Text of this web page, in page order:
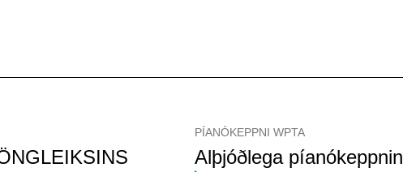
PÍANÓKEPPNI WPTA
Alþjóðlega píanókeppnin